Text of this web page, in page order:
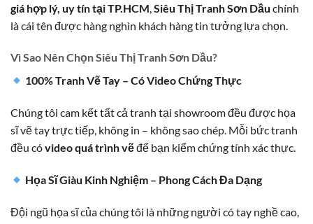
giá hợp lý, uy tín tại TP.HCM Siêu Thị Tranh Sơn Dầu chính
là cái tên được hàng nghìn khách hàng tin tưởng lựa chọn.
Vì Sao Nên Chọn Siêu Thị Tranh Sơn Dầu?
100% Tranh Vẽ Tay – Có Video Chứng Thực
Chúng tôi cam kết tất cả tranh tại showroom đều được họa
sĩ vẽ tay trực tiếp, không in – không sao chép. Mỗi bức tranh
đều cóvideo quá trình vẽđể bạn kiểm chứng tính xác thực.
Họa Sĩ Giàu Kinh Nghiệm – Phong Cách Đa Dạng
Đội ngũ họa sĩ của chúng tôi là những người có tay nghề cao,